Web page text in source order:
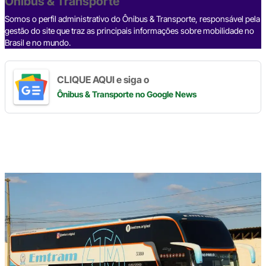
k
Somos o perfil administrativo do Ônibus & Transporte, responsável pela
gestão do site que traz as principais informações sobre mobilidade no
Brasil e no mundo.
CLIQUE AQUI e siga o
Ônibus & Transporteno Google News
Digite
aqui
o
seu
e-
mail